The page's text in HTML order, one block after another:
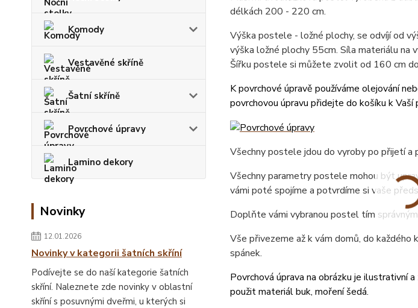
Komody
Vestavěné skříně
Šatní skříně
Povrchové úpravy
Lamino dekory
Novinky
12.01.2026
Novinky v kategorii šatních skříní
Podívejte se do naší kategorie šatních
skříní. Naleznete zde novinky v oblastní
skříní s posuvnými dveřmi, u kterých si
délkách 200 - 220 cm.
Výška postele - ložné plochy, se odvíjí od
výška ložné plochy 55cm. Síla materiálu na
Šířku postele si můžete zvolit od 160 cm
K povrchové úpravě používáme olejování
povrchovou úpravu přidejte do košíku k Vaší
Všechny postele jdou do vyroby po přijetí a
Všechny parametry postele mohou být
vámi poté spojíme a potvrdíme si vaše
Doplňte vámi vybranou postel tím
Vše přivezeme až k vám domů, do
spánek.
Povrchová úprava na obrázku je ilustrativní
použit materiál buk, moření šedá.